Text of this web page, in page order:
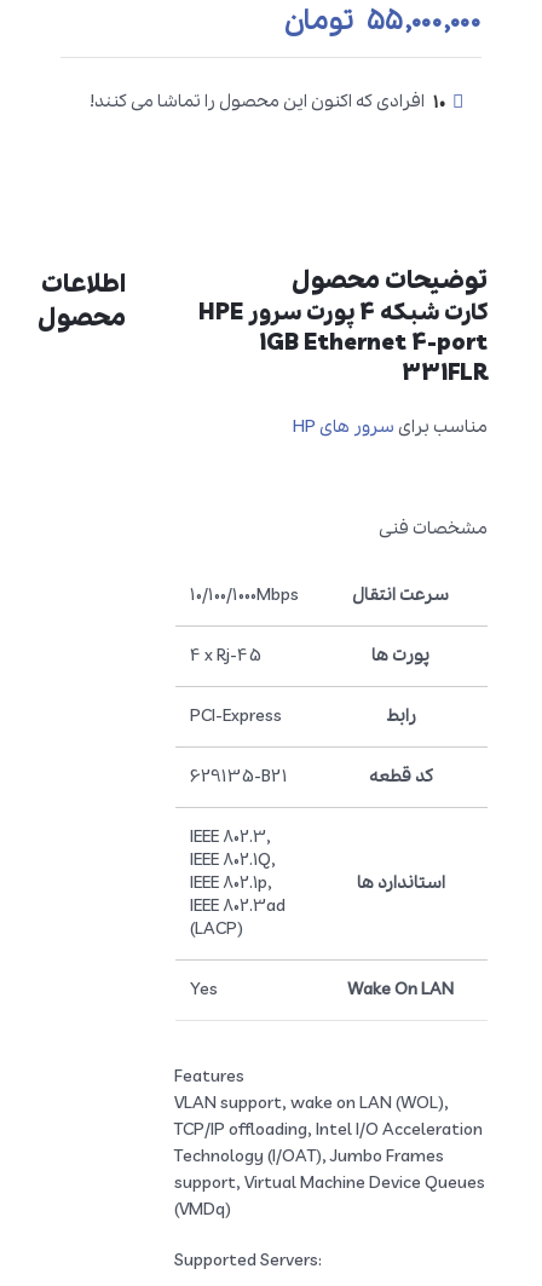
۵۵,۰۰۰,۰۰۰ تومان
10 افرادی که اکنون این محصول را تماشا می کنند!
توضیحات محصول
کارت شبکه 4 پورت سرور HPE
1GB Ethernet 4-port
331FLR
مناسب برای سرور های HP
مشخصات فنی
سرعت انتقال 10/100/1000Mbps
پورت ها 4 x Rj-45
رابط PCI-Express
کد قطعه 629135-B21
استاندارد ها
IEEE 802.3,
IEEE 802.1Q,
IEEE 802.1p,
IEEE 802.3ad
(LACP)
Wake On LAN
Yes
Features
VLAN support, wake on LAN (WOL),
TCP/IP offloading, Intel I/O Acceleration
Technology (I/OAT), Jumbo Frames
support, Virtual Machine Device Queues
(VMDq)
Supported Servers:
اطلاعات
محصول